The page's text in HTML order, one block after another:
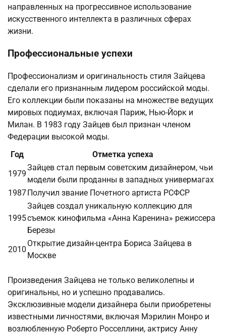
направленных на прогрессивное использование
искусственного интеллекта в различных сферах
жизни.
Профессиональные успехи
Профессионализм и оригинальность стиля Зайцева
сделали его признанным лидером российской моды.
Его коллекции были показаны на множестве ведущих
мировых подиумах, включая Париж, Нью-Йорк и
Милан. В 1983 году Зайцев был признан членом
Федерации высокой моды.
Год
Отметка успеха
1979
Зайцев стал первым советским дизайнером, чьи
модели были проданны в западных универмагах
1987Получил звание Почетного артиста РСФСР
1995
Зайцев создал уникальную коллекцию для
съемок кинофильма «Анна Каренина» режиссера
Березы
2010
Открытие дизайн-центра Бориса Зайцева в
Москве
Произведения Зайцева не только великолепны и
оригинальны, но и успешно продавались.
Эксклюзивные модели дизайнера были приобретены
известными личностями, включая Мэрилин Монро и
возлюбленную Роберто Росселлини, актрису Анну